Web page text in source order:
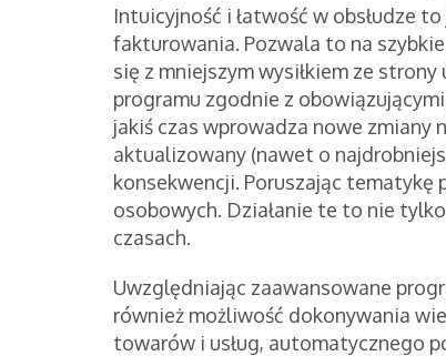
Intuicyjność i łatwość w obsłudze
fakturowania. Pozwala to na
się z mniejszym wysiłkiem ze
programu zgodnie z
jakiś czas wprowadza nowe
aktualizowany (nawet o
konsekwencji. Poruszając tematykę
osobowych. Działanie te to nie
czasach.
Uwzględniając zaawansowane
również możliwość dokonywania
towarów i usług, automatycznego